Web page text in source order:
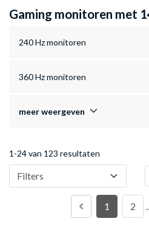
Gaming monitoren met
240 Hz monitoren
360 Hz monitoren
meer weergeven
1-24 van 123 resultaten
Filters
1 2